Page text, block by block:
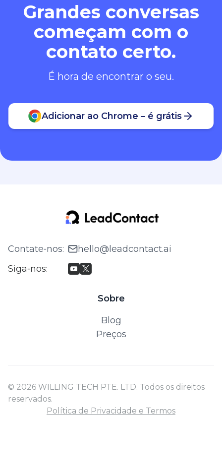
Grandes conversas
começam com o
contato certo.
É hora de encontrar o seu.
Adicionar ao Chrome – é grátis
Contate‑nos:
hello@leadcontact.ai
Siga‑nos:
Sobre
Blog
Preços
© 2026 WILLING TECH PTE. LTD. Todos os direitos
reservados.
Política de Privacidade e Termos